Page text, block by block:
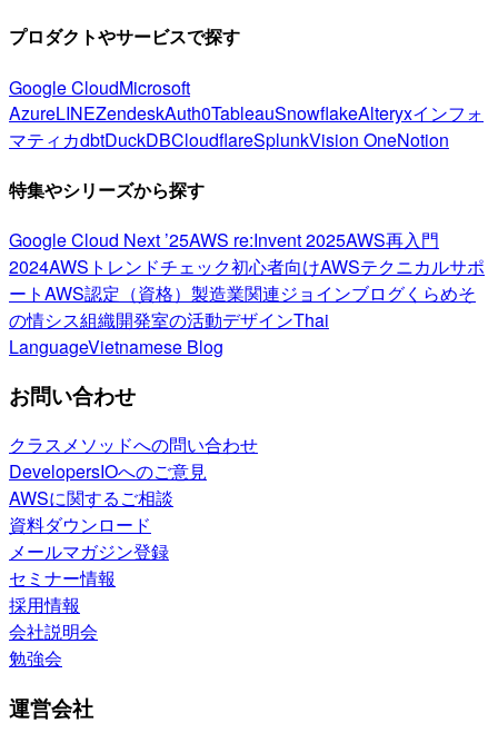
プロダクトやサービスで探す
Google CloudMicrosoft
AzureLINEZendeskAuth0TableauSnowflakeAlteryxインフォ
マティカdbtDuckDBCloudflareSplunkVision OneNotion
特集やシリーズから探す
Google Cloud Next ’25AWS re:Invent 2025AWS再入門
2024AWSトレンドチェック初心者向けAWSテクニカルサポ
ートAWS認定（資格） 製造業関連ジョインブログくらめそ
の情シス組織開発室の活動デザインThai
LanguageVietnamese Blog
お問い合わせ
クラスメソッドへの問い合わせ
DevelopersIOへのご意見
AWSに関するご相談
資料ダウンロード
メールマガジン登録
セミナー情報
採用情報
会社説明会
勉強会
運営会社